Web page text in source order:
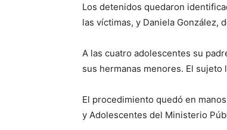
Los detenidos quedaron
las víctimas, y Daniela González,
A las cuatro adolescentes su
sus hermanas menores. El sujeto
El procedimiento quedó en
y Adolescentes del Ministerio